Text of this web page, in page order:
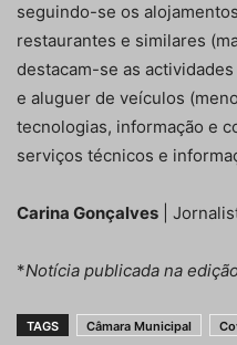
seguindo-se os
restaurantes e similares
destacam-se as
e aluguer de veículos
tecnologias, informação e
serviços técnicos e
Carina Gonçalves |
*Notícia publicada na
TAGS Câmara Municipal